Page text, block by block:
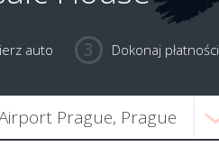
auto Dokonaj płatności